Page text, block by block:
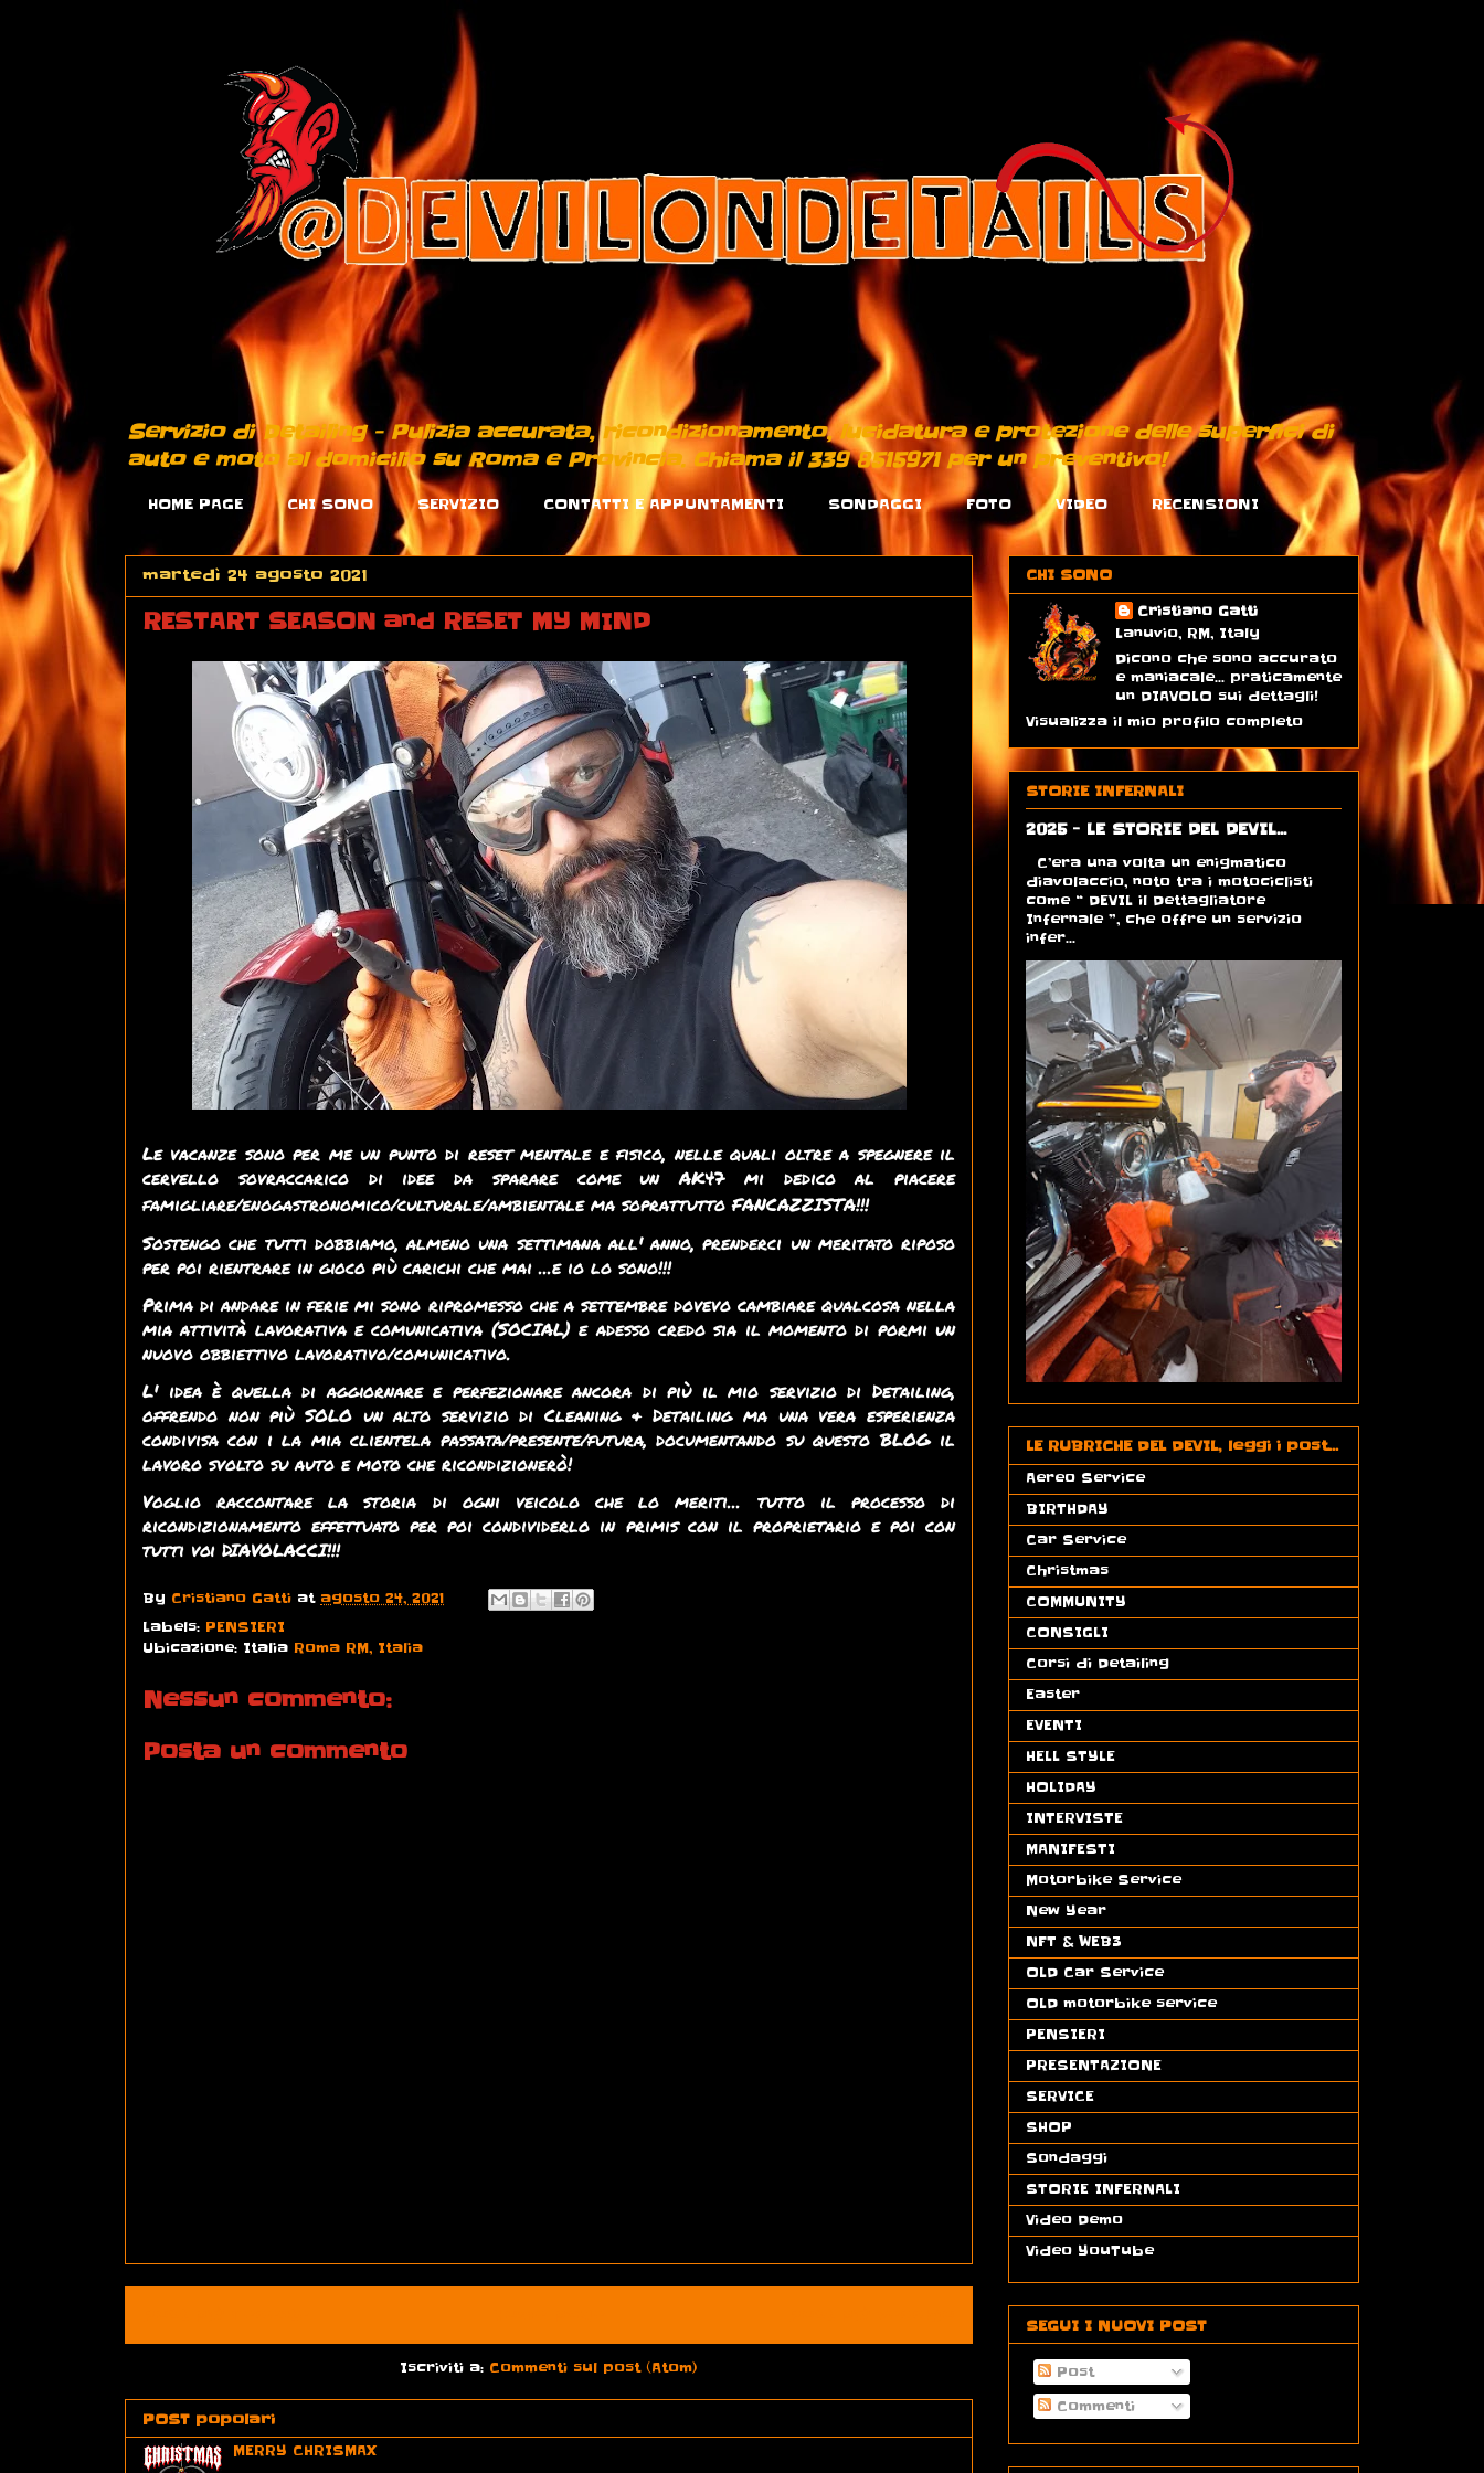
Servizio di Detailing - Pulizia accurata, ricondizionamento, lucidatura e protezione delle superfici di
auto e moto al domicilio su Roma e Provincia. Chiama il 339 8515971 per un preventivo!
HOME PAGE CHI SONO SERVIZIO CONTATTI E APPUNTAMENTI SONDAGGI FOTO VIDEO RECENSIONI
martedì 24 agosto 2021
RESTART SEASON and RESET MY MIND
Le vacanze sono per me un punto di reset mentale e fisico, nelle quali oltre a spegnere il
cervello sovraccarico di idee da sparare come un AK47 mi dedico al piacere
famigliare/enogastronomico/culturale/ambientale ma soprattutto FANCAZZISTA!!!
Sostengo che tutti dobbiamo, almeno una settimana all' anno, prenderci un meritato riposo
per poi rientrare in gioco più carichi che mai ...e io lo sono!!!
Prima di andare in ferie mi sono ripromesso che a settembre dovevo cambiare qualcosa nella
mia attività lavorativa e comunicativa (SOCIAL) e adesso credo sia il momento di pormi un
nuovo obbiettivo lavorativo/comunicativo.
L' idea è quella di aggiornare e perfezionare ancora di più il mio servizio di Detailing,
offrendo non più SOLO un alto servizio di Cleaning & Detailing ma una vera esperienza
condivisa con i la mia clientela passata/presente/futura, documentando su questo BLOGil
lavoro svolto su auto e moto che ricondizionerò!
Voglio raccontare la storia di ogni veicolo che lo meriti... tutto il processo di
ricondizionamento effettuato per poi condividerlo in primis con il proprietario e poi con
tutti voi DIAVOLACCI!!!
By Cristiano Gatti at agosto 24, 2021
Labels: PENSIERI
Ubicazione: Italia Roma RM, Italia
Nessun commento:
Posta un commento
Iscriviti a: Commenti sul post (Atom)
POST popolari
MERRY CHRISMAX
CHI SONO
Cristiano Gatti
Lanuvio, RM, Italy
Dicono che sono accurato
e maniacale... praticamente
un DIAVOLO sui dettagli!
Visualizza il mio profilo completo
STORIE INFERNALI
2025 - LE STORIE DEL DEVIL...
C’era una volta un enigmatico
diavolaccio, noto tra i motociclisti
come “ DEVIL il Dettagliatore
Infernale ”, che offre un servizio
infer...
LE RUBRICHE DEL DEVIL, leggi i post...
Aereo Service
BIRTHDAY
Car Service
Christmas
COMMUNITY
CONSIGLI
Corsi di Detailing
Easter
EVENTI
HELL STYLE
HOLIDAY
INTERVISTE
MANIFESTI
Motorbike Service
New Year
NFT & WEB3
OLD Car Service
OLD motorbike service
PENSIERI
PRESENTAZIONE
SERVICE
SHOP
Sondaggi
STORIE INFERNALI
Video Demo
Video YouTube
SEGUI I NUOVI POST
Post
Commenti